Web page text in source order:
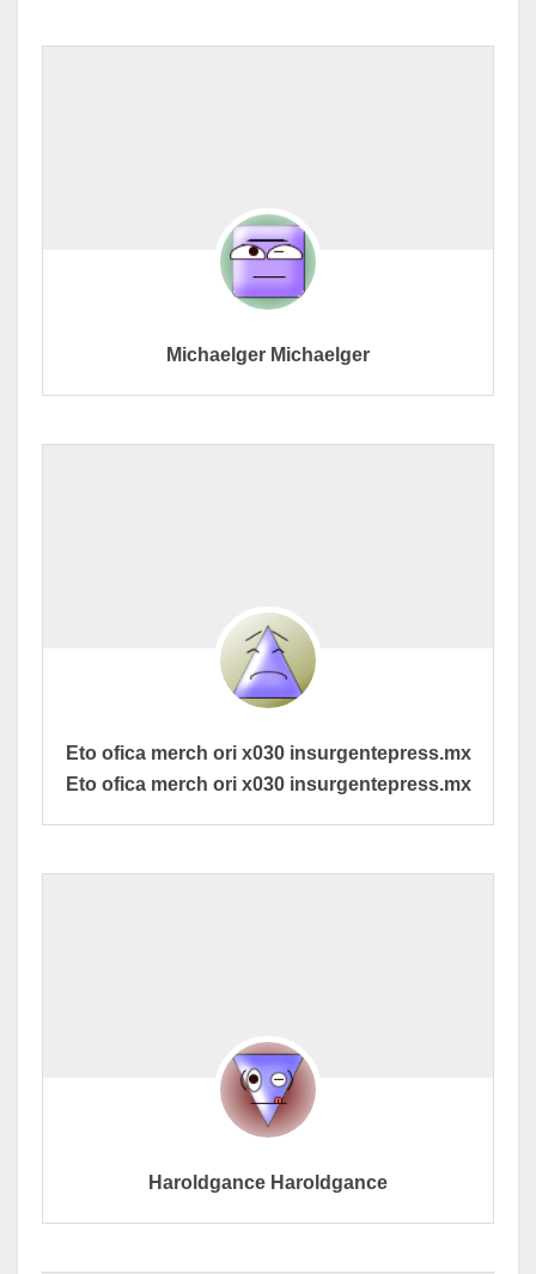
Michaelger Michaelger
Eto ofica merch ori x030 insurgentepress.mx
Eto ofica merch ori x030 insurgentepress.mx
Haroldgance Haroldgance